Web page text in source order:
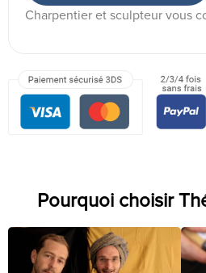
Charpentier et sculpteur vous
Pourquoi choisir